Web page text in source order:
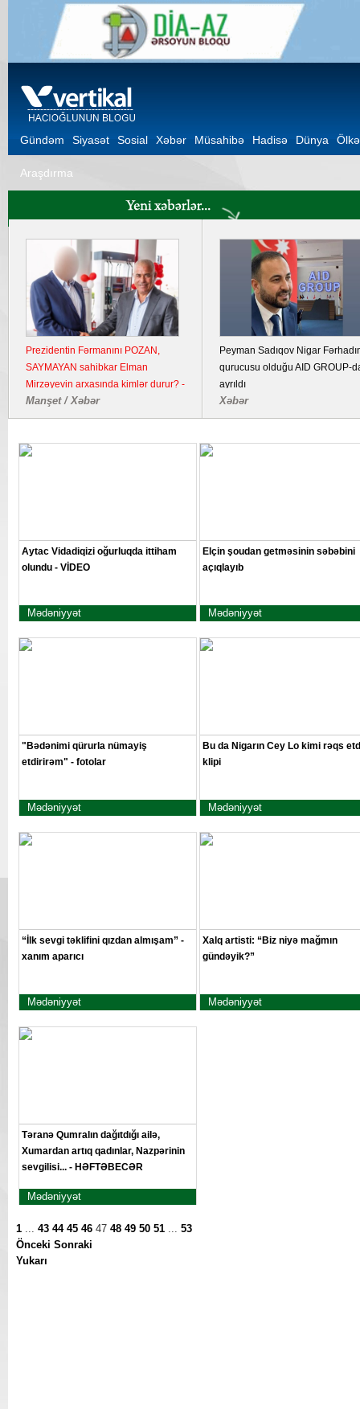
Gündəm Siyasət Sosial Xəbər Müsahibə Hadisə Dünya Ölkə
Araşdırma
Ukrayna Krımda iki hərbi aerodromu
bombalayıb, "Pantsir" sistemi məhv
edilib
Dünya / Hadisə
Şuşa Bəyannaməsinin
imzalanmasından beş il ötür
Xəbər
Aytac Vidadiqizi oğurluqda ittiham
olundu - VİDEO
Mədəniyyət
Elçin şoudan getməsinin səbəbini
açıqlayıb
Mədəniyyət
"Bədənimi qürurla nümayiş
etdirirəm" - fotolar
Mədəniyyət
Bu da Nigarın Cey Lo kimi rəqs
klipi
Mədəniyyət
“İlk sevgi təklifini qızdan almışam” -
xanım aparıcı
Mədəniyyət
Xalq artisti: “Biz niyə mağmın
gündəyik?”
Mədəniyyət
Təranə Qumralın dağıtdığı ailə,
Xumardan artıq qadınlar, Nazpərinin
sevgilisi... - HƏFTƏBECƏR
Mədəniyyət
1 ... 43 44 45 46 47 48 49 50 51 ... 53
Önceki Sonraki
Yukarı